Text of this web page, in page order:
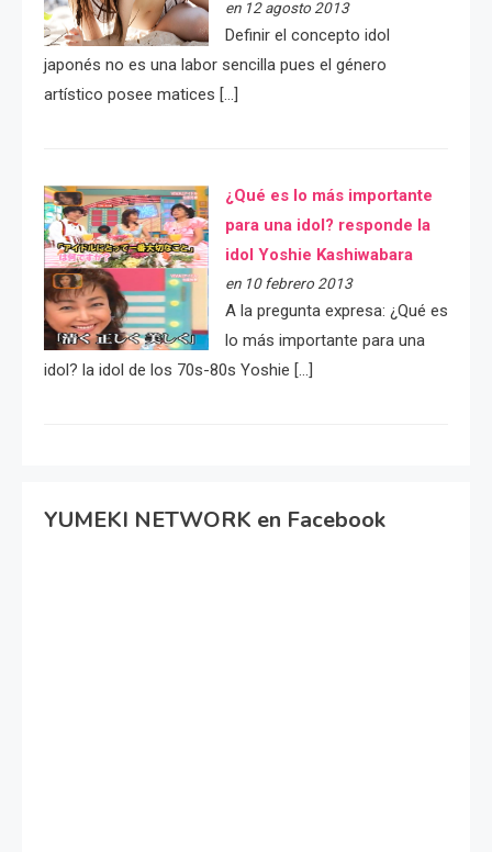
en 12 agosto 2013
Definir el concepto idol
japonés no es una labor sencilla pues el género
artístico posee matices […]
¿Qué es lo más importante
para una idol? responde la
idol Yoshie Kashiwabara
en 10 febrero 2013
A la pregunta expresa: ¿Qué es
lo más importante para una
idol? la idol de los 70s-80s Yoshie […]
YUMEKI NETWORK en Facebook